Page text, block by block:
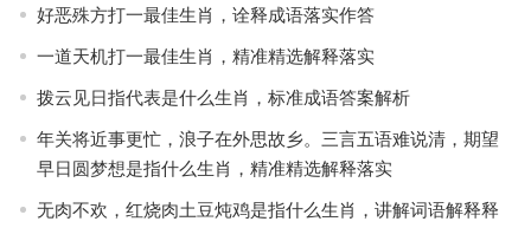
好恶殊方打一最佳生肖，诠释成语落实作答
一道天机打一最佳生肖，精准精选解释落实
拨云见日指代表是什么生肖，标准成语答案解析
年关将近事更忙，浪子在外思故乡。三言五语难说清，期望
早日圆梦想是指什么生肖，精准精选解释落实
无肉不欢，红烧肉土豆炖鸡是指什么生肖，讲解词语解释释